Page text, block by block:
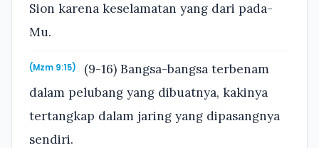
Sion karena keselamatan yang dari pada-
Mu.
(Mzm 9:15)
(9-16) Bangsa-bangsa terbenam
dalam pelubang yang dibuatnya, kakinya
tertangkap dalam jaring yang dipasangnya
sendiri.